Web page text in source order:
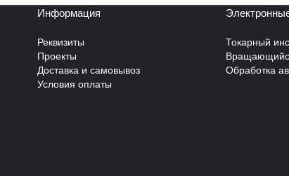
Информация
Реквизиты
Проекты
Доставка и самовывоз
Условия оплаты
Токарный
Обработка